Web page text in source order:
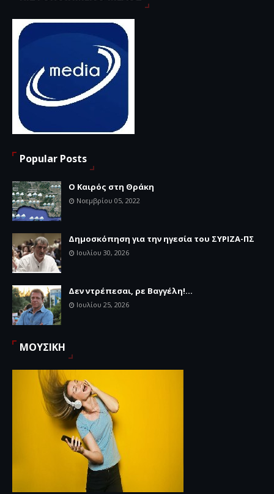
Popular Posts
Ο Καιρός στη Θράκη
Νοεμβρίου 05, 2022
Δημοσκόπηση για την ηγεσία του ΣΥΡΙΖΑ-ΠΣ
Ιουλίου 30, 2026
Δεν ντρέπεσαι, ρε Βαγγέλη!...
Ιουλίου 25, 2026
ΜΟΥΣΙΚΗ